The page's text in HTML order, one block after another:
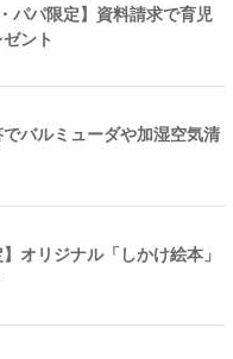
パパ限定】資料請求で育児
ント
バルミューダや加湿空気清
】オリジナル「しかけ絵本」